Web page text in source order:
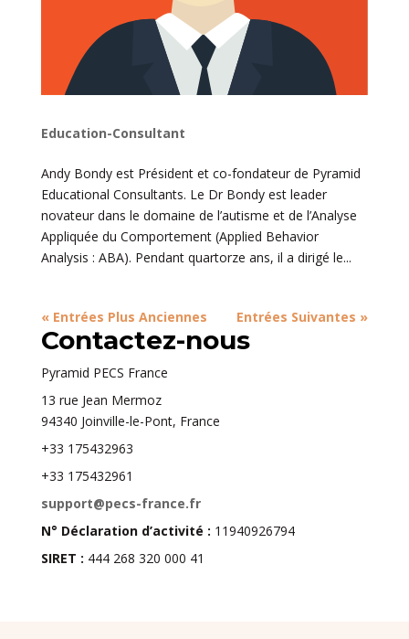
Education-Consultant
Andy Bondy est Président et co-fondateur de Pyramid
Educational Consultants. Le Dr Bondy est leader
novateur dans le domaine de l’autisme et de l’Analyse
Appliquée du Comportement (Applied Behavior
Analysis : ABA). Pendant quartorze ans, il a dirigé le...
« Entrées Plus Anciennes Entrées Suivantes »
Contactez-nous
Pyramid PECS France
13 rue Jean Mermoz
94340 Joinville-le-Pont, France
+33 175432963
+33 175432961
support@pecs-france.fr
N° Déclaration d’activité : 11940926794
SIRET : 444 268 320 000 41